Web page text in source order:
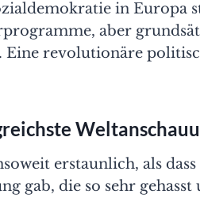
in Europa
aber
Eine revolutionäre
erstaunlich, als
gab, die so sehr gehasst